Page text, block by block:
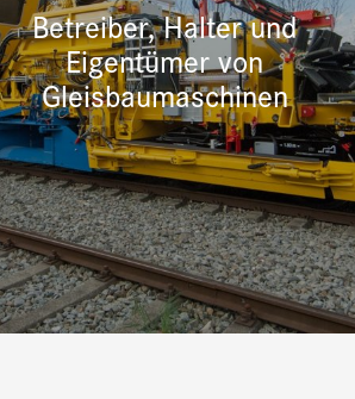
Betreiber, Halter und
Eigentümer von
Gleisbaumaschinen